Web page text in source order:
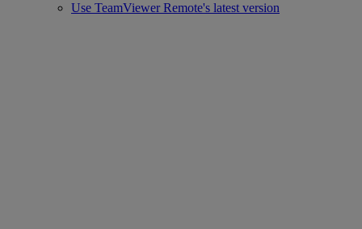
Use TeamViewer Remote's latest version